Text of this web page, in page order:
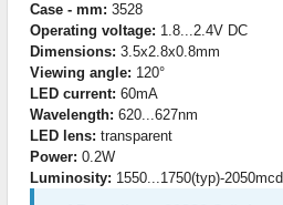
Case - mm: 3528
Operating voltage: 1.8...2.4V DC
Dimensions: 3.5x2.8x0.8mm
Viewing angle: 120°
LED current: 60mA
Wavelength: 620...627nm
LED lens: transparent
Power: 0.2W
Luminosity: 1550...1750(typ)-2050mcd